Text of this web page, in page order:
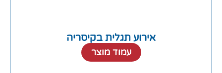
אירוע תגלית בקיסריה
עמוד מוצר